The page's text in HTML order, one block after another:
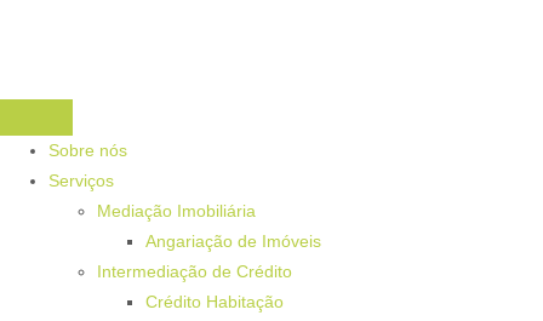
Sobre nós
Serviços
Mediação Imobiliária
Angariação de Imóveis
Intermediação de Crédito
Crédito Habitação